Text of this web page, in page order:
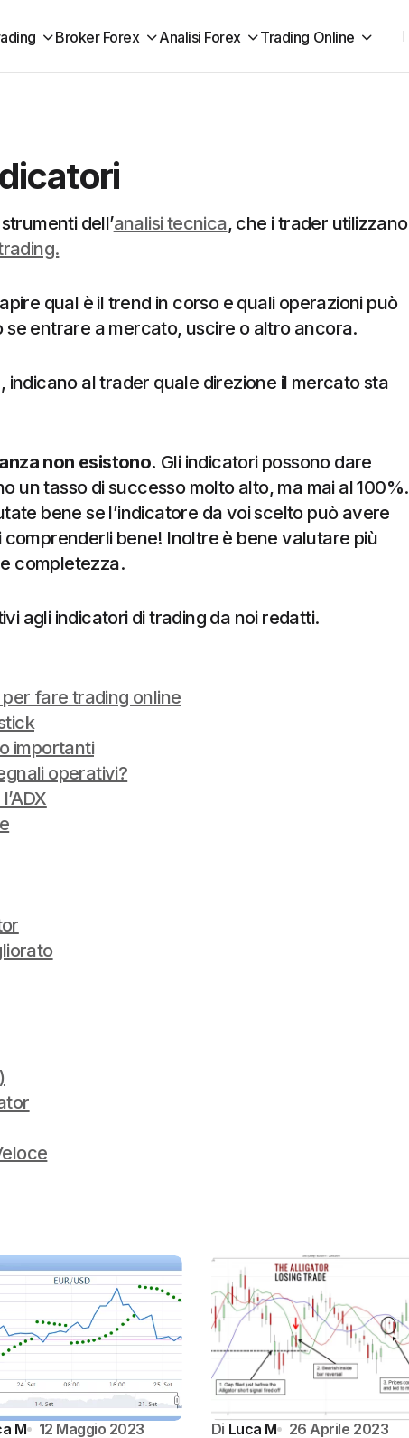
Broker Forex Analisi Forex Trading Online
dell’analisi tecnica, che i trader utilizzano
qual è il trend in corso e quali operazioni può
entrare a mercato, uscire o altro ancora.
indicano al trader quale direzione il mercato sta
non esistono. Gli indicatori possono dare
un tasso di successo molto alto, ma mai al 100%.
bene se l’indicatore da voi scelto può avere
bene! Inoltre è bene valutare più
completezza.
agli indicatori di trading da noi redatti.
fare trading online
importanti
operativi?
M 12 Maggio 2023 Di Luca M 26 Aprile 2023